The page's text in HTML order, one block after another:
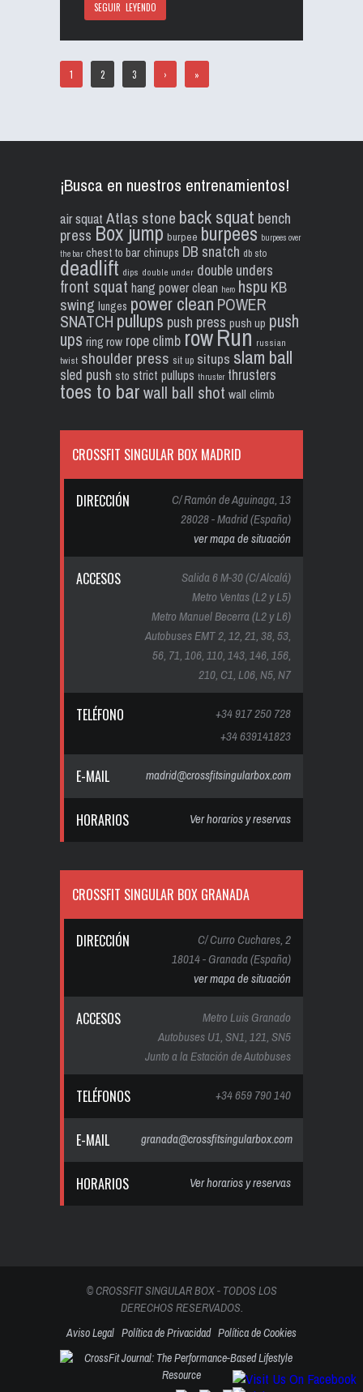
SEGUIR LEYENDO
1 2 3 › »
¡Busca en nuestros entrenamientos!
air squat Atlas stone back squat bench
press Box jump burpee burpees burpees over
the bar chest to bar chinups DB snatch db sto
deadlift dips double under double unders
front squat hang power clean hero hspu KB
swing lunges power clean POWER
SNATCH pullups push press push up push
ups ring row rope climb rowRun russian
twist shoulder press sit up situps slam ball
sled push sto strict pullups thruster thrusters
toes to barwall ball shot wall climb
CROSSFIT SINGULAR BOX MADRID
DIRECCIÓN
C/ Ramón de Aguinaga, 13
28028 - Madrid (España)
ver mapa de situación
ACCESOS
Salida 6 M-30 (C/ Alcalá)
Metro Ventas (L2 y L5)
Metro Manuel Becerra (L2 y L6)
Autobuses EMT 2, 12, 21, 38, 53,
56, 71, 106, 110, 143, 146, 156,
210, C1, L06, N5, N7
TELÉFONO
+34 917 250 728
+34 639141823
E-MAIL madrid@crossfitsingularbox.com
HORARIOS Ver horarios y reservas
CROSSFIT SINGULAR BOX GRANADA
DIRECCIÓN
C/ Curro Cuchares, 2
18014 - Granada (España)
ver mapa de situación
ACCESOS
Metro Luis Granado
Autobuses U1, SN1, 121, SN5
Junto a la Estación de Autobuses
TELÉFONOS +34 659 790 140
E-MAIL granada@crossfitsingularbox.com
HORARIOS Ver horarios y reservas
© CROSSFIT SINGULAR BOX - TODOS LOS
DERECHOS RESERVADOS.
Aviso Legal Política de Privacidad Política de Cookies